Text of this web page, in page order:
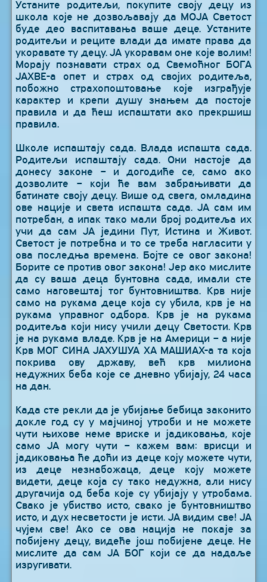
Устаните родитељи, покупите своју децу из
школа које не дозвољавају да МОЈА Светост
буде део васпитавања ваше деце. Устаните
родитељи и реците влади да имате права да
укоравате ту децу. ЈА укоравам оне које волим!
Морају познавати страх од Свемоћног БОГА
ЈАХВЕ-а опет и страх од својих родитеља,
побожно страхопоштовање које изграђује
карактер и крепи душу знањем да постоје
правила и да ћеш испаштати ако прекршиш
правила.
Школе испаштају сада. Влада испашта сада.
Родитељи испаштају сада. Они настоје да
донесу законе – и догодиће се, само ако
дозволите – који ће вам забрањивати да
батинате своју децу. Више од свега, омладина
ове нације и света испашта сада. ЈА сам им
потребан, а ипак тако мали број родитеља их
учи да сам ЈА једини Пут, Истина и Живот.
Светост је потребна и то се треба нагласити у
ова последња времена. Бојте се овог закона!
Борите се против овог закона! Јер ако мислите
да су ваша деца бунтовна сада, имали сте
само наговештај тог бунтовништва. Крв није
само на рукама деце која су убила, крв је на
рукама управног одбора. Крв је на рукама
родитеља који нису учили децу Светости. Крв
је на рукама владе. Крв је на Америци – а није
Крв МОГ СИНА ЈАХУШУА ХА МАШИАХ-а та која
покрива ову државу, већ крв милиона
недужних беба које се дневно убијају, 24 часа
на дан.
Када сте рекли да је убијање бебица законито
докле год су у мајчиној утроби и не можете
чути њихове неме вриске и јадиковања, које
само ЈА могу чути – кажем вам: врисци и
јадиковања ће доћи из деце коју можете чути,
из деце незнабожаца, деце коју можете
видети, деце која су тако недужна, али нису
другачија од беба које су убијају у утробама.
Свако је убиство исто, свако је бунтовништво
исто, и дух несветости је исти. ЈА видим све! ЈА
чујем све! Ако се ова нација не покаје за
побијену децу, видеће још побијене деце. Не
мислите да сам ЈА БОГ који се да надаље
изругивати.